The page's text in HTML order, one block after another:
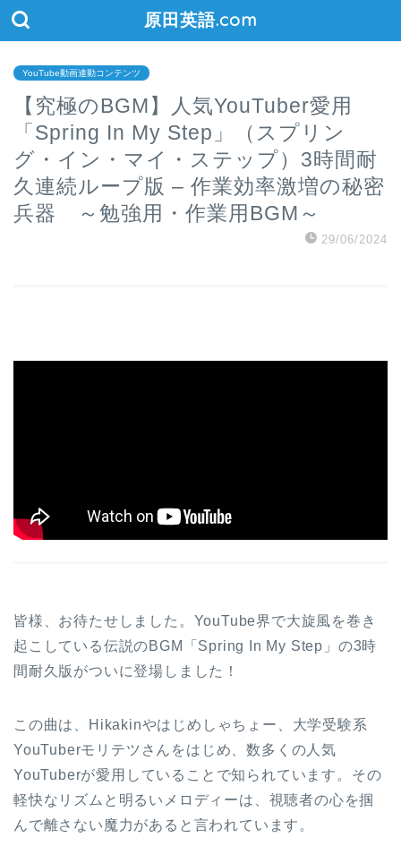
原田英語.com
YouTube動画連動コンテンツ
【究極のBGM】人気YouTuber愛用
「Spring In My Step」（スプリン
グ・イン・マイ・ステップ）3時間耐
久連続ループ版 – 作業効率激増の秘密
兵器 ～勉強用・作業用BGM～
29/06/2024
皆様、お待たせしました。YouTube界で大旋風を巻き
起こしている伝説のBGM「Spring In My Step」の3時
間耐久版がついに登場しました！
この曲は、Hikakinやはじめしゃちょー、大学受験系
YouTuberモリテツさんをはじめ、数多くの人気
YouTuberが愛用していることで知られています。その
軽快なリズムと明るいメロディーは、視聴者の心を掴
んで離さない魔力があると言われています。